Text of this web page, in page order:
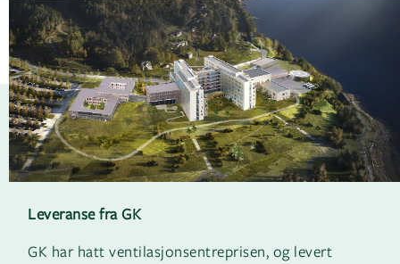
Leveranse fra GK
GK har hatt ventilasjonsentreprisen, og levert